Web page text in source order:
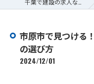
市原市で見つける
の選び方
2024/12/01